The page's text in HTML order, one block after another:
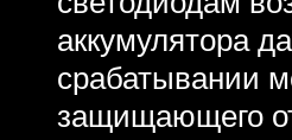
аккумулятора
срабатывании
защищающего